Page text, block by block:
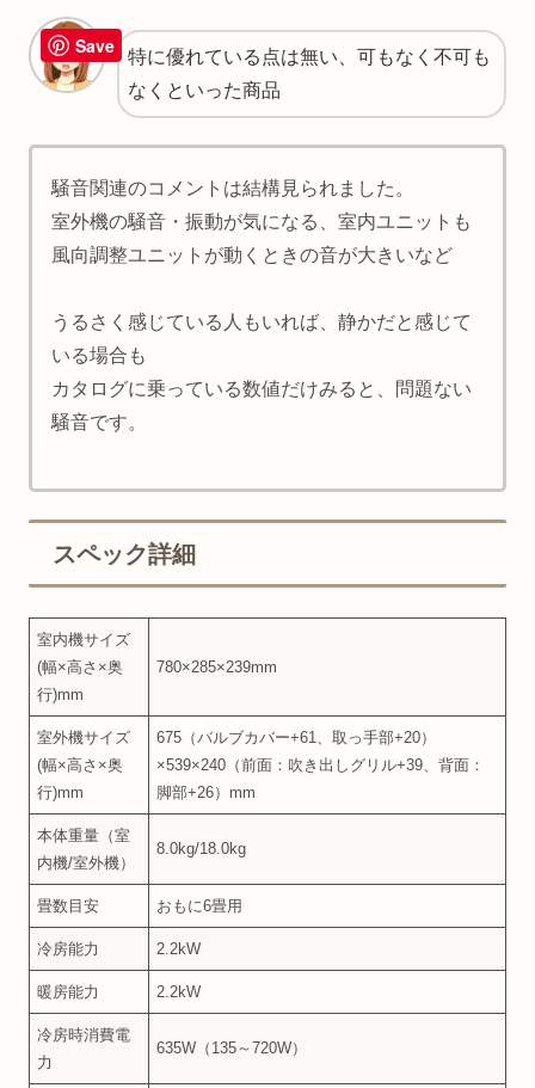
特に優れている点は無い、可もなく不可も
なくといった商品
騒音関連のコメントは結構見られました。
室外機の騒音・振動が気になる、室内ユニットも
風向調整ユニットが動くときの音が大きいなど
うるさく感じている人もいれば、静かだと感じて
いる場合も
カタログに乗っている数値だけみると、問題ない
騒音です。
スペック詳細
室内機サイズ
(幅×高さ×奥
行)mm
780×285×239mm
室外機サイズ
(幅×高さ×奥
行)mm
675（バルブカバー+61、取っ手部+20）
×539×240（前面：吹き出しグリル+39、背面：
脚部+26）mm
本体重量（室
内機/室外機）
8.0kg/18.0kg
畳数目安 おもに6畳用
冷房能力 2.2kW
暖房能力 2.2kW
冷房時消費電
力
635W（135～720W）
Save